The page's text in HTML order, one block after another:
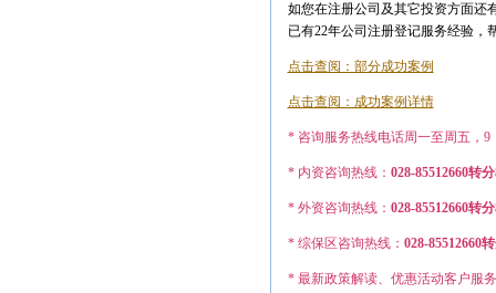
如您在注册公司及其它投资方面还
已有22年公司注册登记服务经验，
点击查阅：部分成功案例
点击查阅：成功案例详情
* 咨询服务热线电话周一至周五，9
* 内资咨询热线： 028-85512660转
* 外资咨询热线： 028-85512660转
* 综保区咨询热线： 028-85512660
* 最新政策解读、优惠活动客户服